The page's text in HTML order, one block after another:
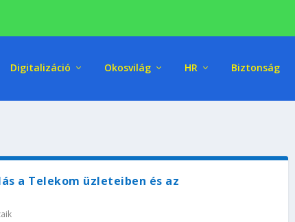
Digitalizáció Okosvilág HR Biztonság
a Telekom üzleteiben és az